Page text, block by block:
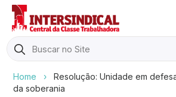
Search
for:
Home ›
Resolução: Unidade em
da soberania